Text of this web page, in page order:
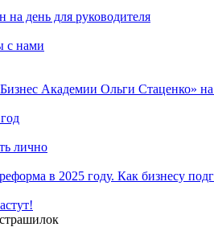
день для руководителя
с нами
Академии Ольги Стаценко»
лично
в 2025 году. Как бизнесу